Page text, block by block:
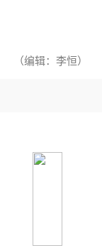
（编辑：李恒）